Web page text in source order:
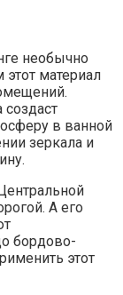
необычно
этот материал
создаст
в ванной
зеркала и
А его
бордово-
этот